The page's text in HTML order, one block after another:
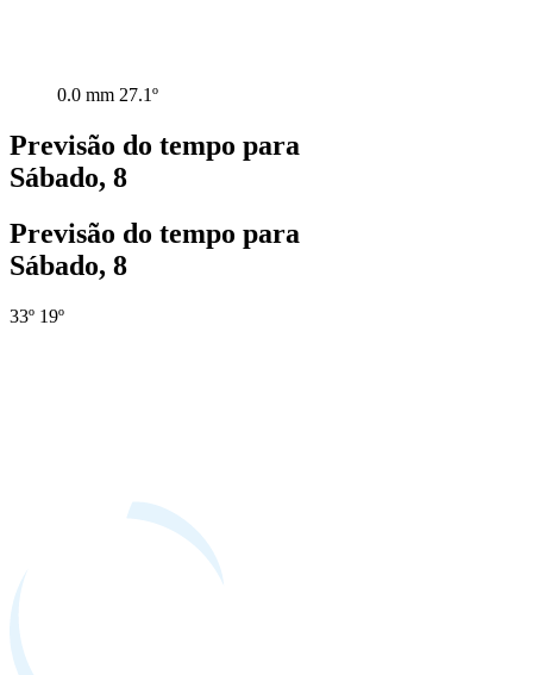
0.0 mm 27.1º
Previsão do tempo para
Sábado, 8
Previsão do tempo para
Sábado, 8
33º 19º